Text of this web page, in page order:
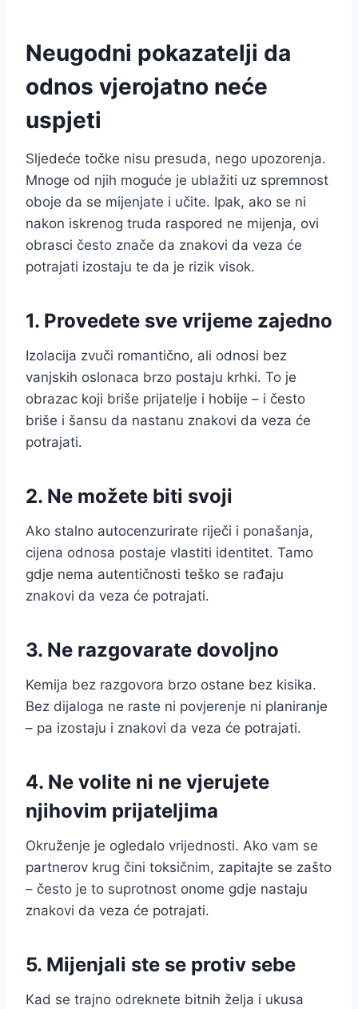
Neugodni pokazatelji da
odnos vjerojatno neće
uspjeti
Sljedeće točke nisu presuda, nego upozorenja.
Mnoge od njih moguće je ublažiti uz spremnost
oboje da se mijenjate i učite. Ipak, ako se ni
nakon iskrenog truda raspored ne mijenja, ovi
obrasci često znače da znakovi da veza će
potrajati izostaju te da je rizik visok.
1. Provedete sve vrijeme zajedno
Izolacija zvuči romantično, ali odnosi bez
vanjskih oslonaca brzo postaju krhki. To je
obrazac koji briše prijatelje i hobije – i često
briše i šansu da nastanu znakovi da veza će
potrajati.
2. Ne možete biti svoji
Ako stalno autocenzurirate riječi i ponašanja,
cijena odnosa postaje vlastiti identitet. Tamo
gdje nema autentičnosti teško se rađaju
znakovi da veza će potrajati.
3. Ne razgovarate dovoljno
Kemija bez razgovora brzo ostane bez kisika.
Bez dijaloga ne raste ni povjerenje ni planiranje
– pa izostaju i znakovi da veza će potrajati.
4. Ne volite ni ne vjerujete
njihovim prijateljima
Okruženje je ogledalo vrijednosti. Ako vam se
partnerov krug čini toksičnim, zapitajte se zašto
– često je to suprotnost onome gdje nastaju
znakovi da veza će potrajati.
5. Mijenjali ste se protiv sebe
Kad se trajno odreknete bitnih želja i ukusa